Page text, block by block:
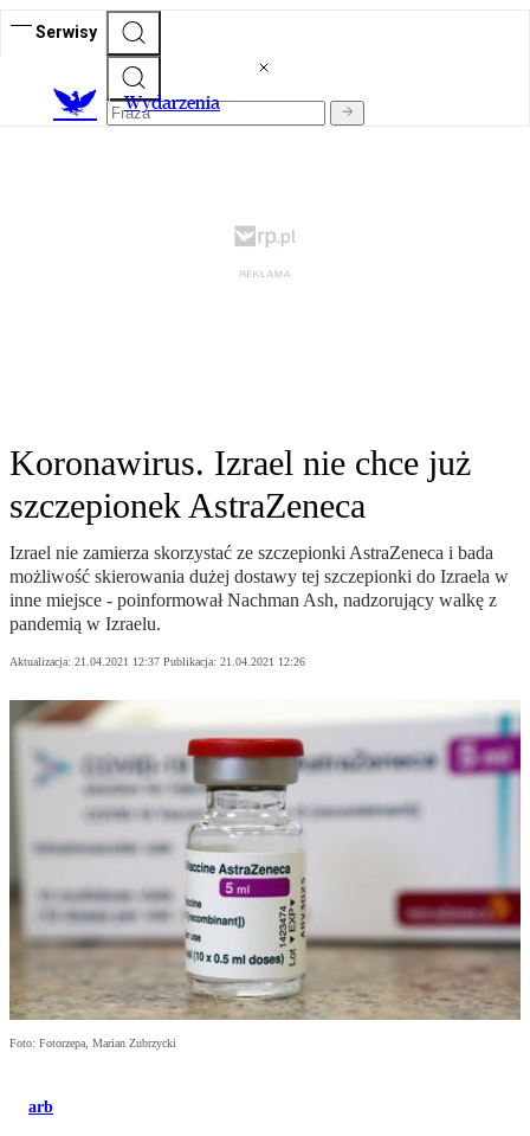
Serwisy
Wydarzenia
Koronawirus. Izrael nie chce już
szczepionek AstraZeneca
Izrael nie zamierza skorzystać ze szczepionki AstraZeneca i bada
możliwość skierowania dużej dostawy tej szczepionki do Izraela w
inne miejsce - poinformował Nachman Ash, nadzorujący walkę z
pandemią w Izraelu.
Aktualizacja: 21.04.2021 12:37 Publikacja: 21.04.2021 12:26
Foto: Fotorzepa, Marian Zubrzycki
arb